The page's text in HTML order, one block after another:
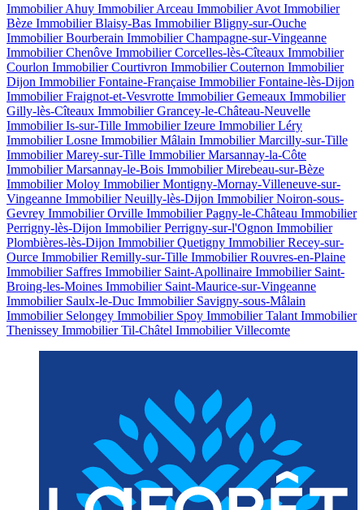
Immobilier Ahuy Immobilier Arceau Immobilier Avot Immobilier
Bèze Immobilier Blaisy-Bas Immobilier Bligny-sur-Ouche
Immobilier Bourberain Immobilier Champagne-sur-Vingeanne
Immobilier Chenôve Immobilier Corcelles-lès-Cîteaux Immobilier
Courlon Immobilier Courtivron Immobilier Couternon Immobilier
Dijon Immobilier Fontaine-Française Immobilier Fontaine-lès-Dijon
Immobilier Fraignot-et-Vesvrotte Immobilier Gemeaux Immobilier
Gilly-lès-Cîteaux Immobilier Grancey-le-Château-Neuvelle
Immobilier Is-sur-Tille Immobilier Izeure Immobilier Léry
Immobilier Losne Immobilier Mâlain Immobilier Marcilly-sur-Tille
Immobilier Marey-sur-Tille Immobilier Marsannay-la-Côte
Immobilier Marsannay-le-Bois Immobilier Mirebeau-sur-Bèze
Immobilier Moloy Immobilier Montigny-Mornay-Villeneuve-sur-
Vingeanne Immobilier Neuilly-lès-Dijon Immobilier Noiron-sous-
Gevrey Immobilier Orville Immobilier Pagny-le-Château Immobilier
Perrigny-lès-Dijon Immobilier Perrigny-sur-l'Ognon Immobilier
Plombières-lès-Dijon Immobilier Quetigny Immobilier Recey-sur-
Ource Immobilier Remilly-sur-Tille Immobilier Rouvres-en-Plaine
Immobilier Saffres Immobilier Saint-Apollinaire Immobilier Saint-
Broing-les-Moines Immobilier Saint-Maurice-sur-Vingeanne
Immobilier Saulx-le-Duc Immobilier Savigny-sous-Mâlain
Immobilier Selongey Immobilier Spoy Immobilier Talant Immobilier
Thenissey Immobilier Til-Châtel Immobilier Villecomte